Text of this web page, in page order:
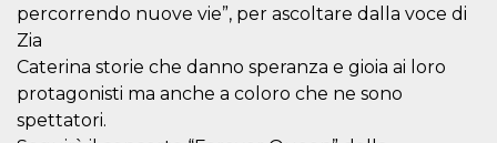
percorrendo nuove vie”, per ascoltare dalla voce di
Zia
Caterina storie che danno speranza e gioia ai loro
protagonisti ma anche a coloro che ne sono
spettatori.
facilitando la
memorizzazione
sul browser per
rendere le
pagine più
veloci.
CookieScriptConsent
CookieScript
4